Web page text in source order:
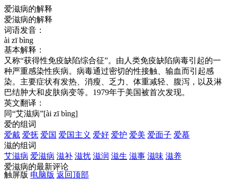
爱滋病的解释
爱滋病的解释
词语发音：
ài zī bìng
基本解释：
又称“获得性免疫缺陷综合征”。由人类免疫缺陷病毒引起的一
种严重感染性疾病。病毒通过密切的性接触、输血而引起感
染。主要症状有发热、消瘦、乏力、体重减轻、腹泻，以及淋
巴结肿大和皮肤病变等。1979年于美国被首次发现。
英文翻译：
同“艾滋病”[ài zī bìng]
爱的组词
爱戴 爱抚 爱国 爱国主义 爱好 爱护 爱美 爱面子 爱慕
滋的组词
艾滋病 爱滋病 滋补 滋扰 滋润 滋生 滋事 滋味 滋养
爱滋病的最新评论
触屏版 电脑版 返回顶部